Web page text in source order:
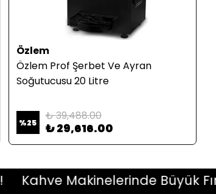
Özlem
Özlem Prof Şerbet Ve Ayran
Soğutucusu 20 Litre
%25 ₺ 39,488.00
₺ 29,616.00
Kahve Makinelerinde Büyük